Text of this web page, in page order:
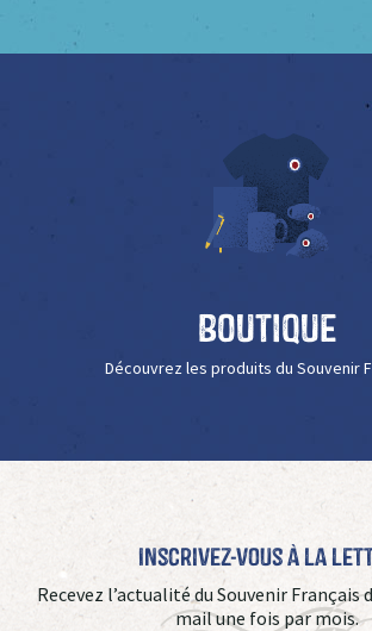
Boutique
Découvrez les produits du Souvenir
Inscrivez-vous à La
Recevez l’actualité du Souvenir Français
mail une fois par mois.